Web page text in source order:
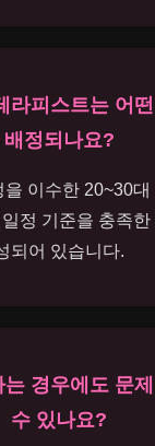
라피스트는 어
배정되나요?
이수한 20~30대
정 기준을 충족한
되어 있습니다.
경우에도 문
수 있나요?